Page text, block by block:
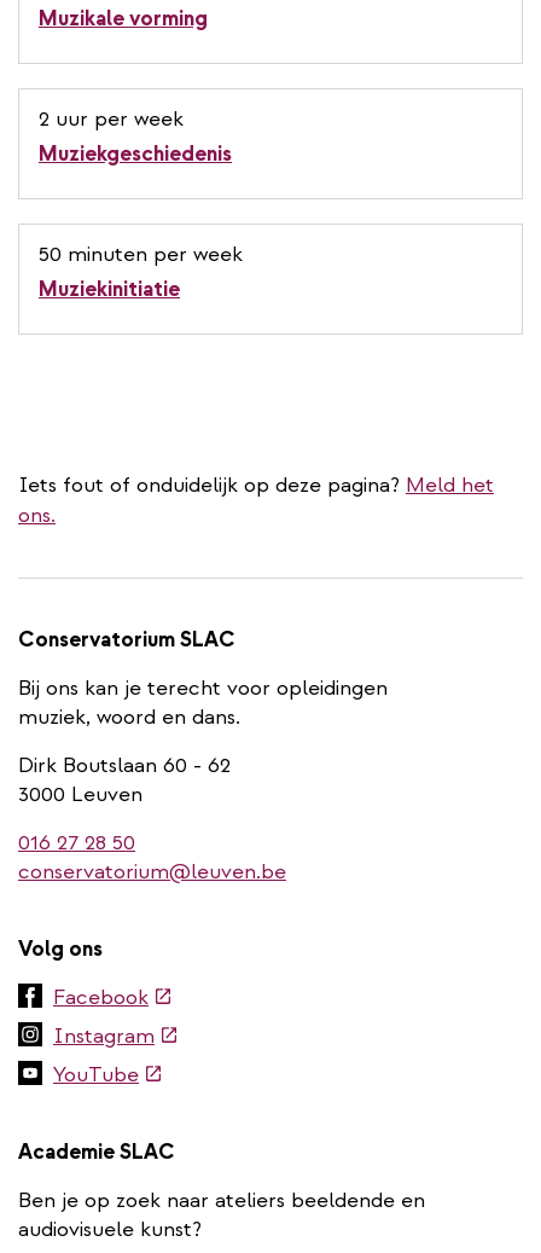
Muzikale vorming
2 uur per week
Muziekgeschiedenis
50 minuten per week
Muziekinitiatie
Iets fout of onduidelijk op deze pagina? Meld het
ons.
Conservatorium SLAC
Bij ons kan je terecht voor opleidingen
muziek, woord en dans.
Dirk Boutslaan 60 - 62
3000 Leuven
016 27 28 50
conservatorium@leuven.be
Volg ons
Facebook(externe
link)
Instagram (externe
link)
YouTube(externe
Academie SLAC
Ben je op zoek naar ateliers beeldende en
audiovisuele kunst?